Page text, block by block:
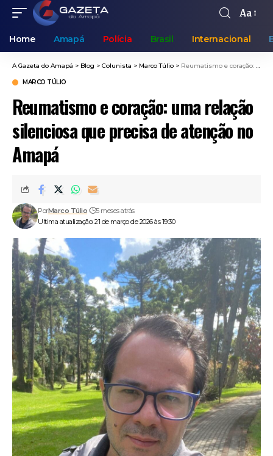
Aa
Home Amapá Polícia Brasil Internacional
A Gazeta do Amapá > Blog > Colunista > Marco Túlio > Reumatismo e coração: uma relação silenciosa que precisa de atenção no Amapá
MARCO TÚLIO
Reumatismo e coração: uma relação
silenciosa que precisa de atenção no
Amapá
Ultima atualização: 21 de março de 2026 às 19:30
PorMarco Túlio 5 meses atrás